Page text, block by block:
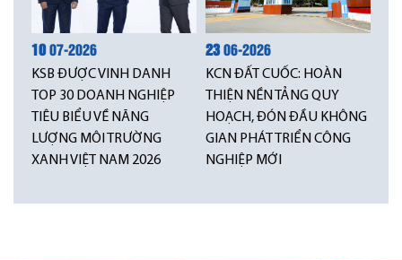
1007-2026
KSB ĐƯỢC VINH DANH
TOP 30 DOANH NGHIỆP
TIÊU BIỂU VỀ NĂNG
LƯỢNG MÔI TRƯỜNG
XANH VIỆT NAM 2026
2306-2026
KCN ĐẤT CUỐC: HOÀN
THIỆN NỀN TẢNG QUY
HOẠCH, ĐÓN ĐẦU KHÔNG
GIAN PHÁT TRIỂN CÔNG
NGHIỆP MỚI